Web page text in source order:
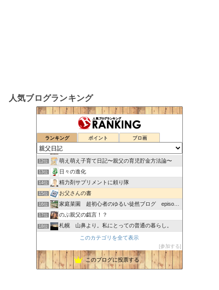
人気ブログランキング
ランキング ポイント ブロ画
machoのブログ
リュウちゃんの気楽に気ままに一人暮らし
10位 山の中の中年おやじ
11位 中年おやじの生活を綴るブログ
12位 萌え萌え子育て日記〜親父の育児貯金方法論〜
13位 日々の進化
14位 精力剤サプリメントに頼り隊
15位 お父さんの書
16位 家庭菜園 超初心者のゆるい徒然ブログ episode２
17位 のぶ親父の戯言！？
18位 札幌 山鼻より。私にとっての普通の暮らし。
toto’s Sports Cafe
21位 介護士が副業でクラウドワークスやって稼ぐよ
22位 日々雑念手帳
このカテゴリを全て表示
参加する
このブログに投票する